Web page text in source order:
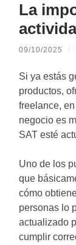
La
09/10/2025 /
Si ya estás
productos,
freelance,
negocio es
SAT esté
Uno de los
que
cómo
personas lo
actualizado
cumplir